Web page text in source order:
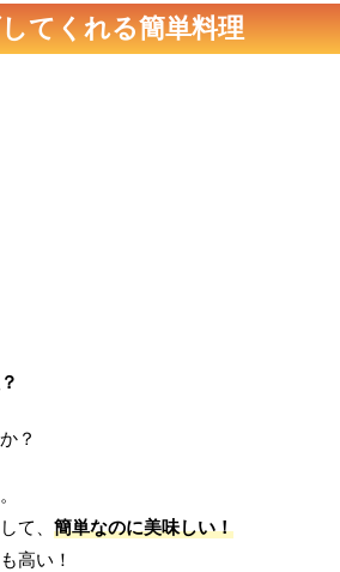
てくれる簡単料理
？
て、 簡単なのに美味しい！
高い！